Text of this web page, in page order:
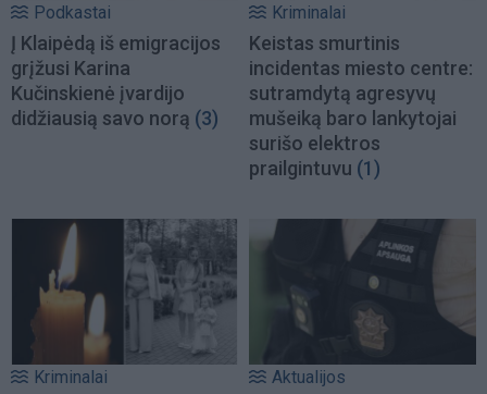
Podkastai
Į Klaipėdą iš emigracijos
grįžusi Karina
Kučinskienė įvardijo
didžiausią savo norą (3)
Kriminalai
Keistas smurtinis
incidentas miesto centre:
sutramdytą agresyvų
mušeiką baro lankytojai
surišo elektros
prailgintuvu (1)
Kriminalai Aktualijos